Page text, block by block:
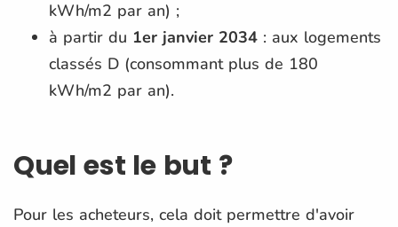
kWh/m2 par an) ;
à partir du 1er janvier 2034 : aux logements
classés D (consommant plus de 180
kWh/m2 par an).
Quel est le but ?
Pour les acheteurs, cela doit permettre d'avoir